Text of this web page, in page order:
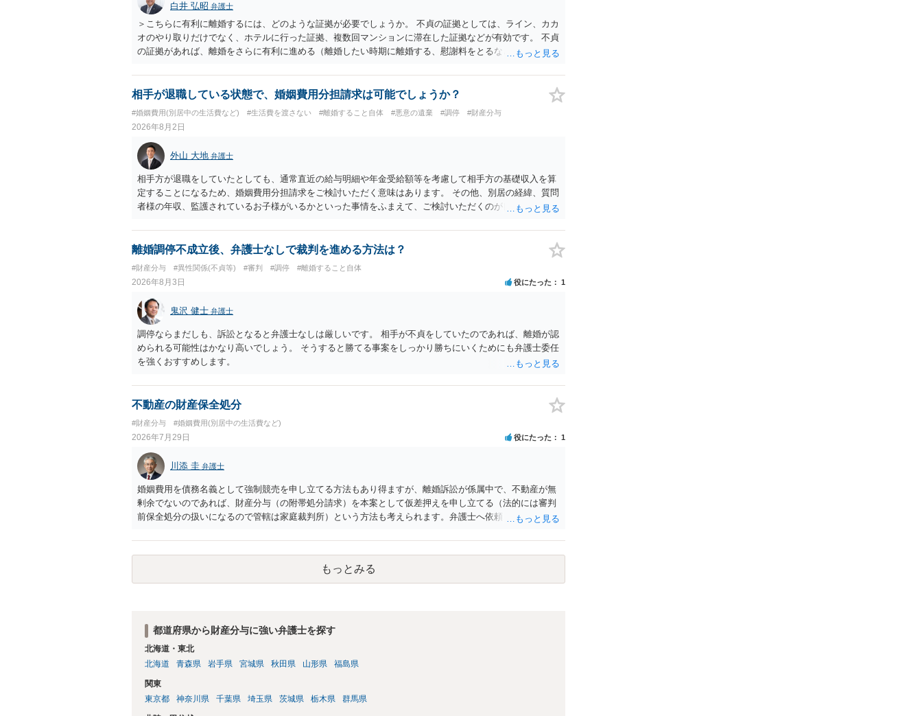
白井 弘昭 弁護士
＞こちらに有利に離婚するには、どのような証拠が必要でしょうか。 不貞の証拠としては、ライン、カカ
オのやり取りだけでなく、ホテルに行った証拠、複数回マンションに滞在した証拠などが有効です。 不貞
の証拠があれば、離婚をさらに有利に進める（離婚したい時期に離婚する、慰謝料をとるなど）ことがで
がありますので、ご注意ください。 以上、ご参考まで。
相手が退職している状態で、婚姻費用分担請求は可能でしょうか？
#婚姻費用(別居中の生活費など) #生活費を渡さない #離婚すること自体 #悪意の遺棄 #調停 #財産分与
2026年8月2日
外山 大地 弁護士
相手方が退職をしていたとしても、通常直近の給与明細や年金受給額等を考慮して相手方の基礎収入を算
定することになるため、婚姻費用分担請求をご検討いただく意味はあります。 その他、別居の経緯、質問
者様の年収、監護されているお子様がいるかといった事情をふまえて、ご検討いただくのが良いかと思い
離婚調停不成立後、弁護士なしで裁判を進める方法は？
#財産分与 #異性関係(不貞等) #審判 #調停 #離婚すること自体
2026年8月3日 役にたった 1
鬼沢 健士 弁護士
調停ならまだしも、訴訟となると弁護士なしは厳しいです。 相手が不貞をしていたのであれば、離婚が認
められる可能性はかなり高いでしょう。 そうすると勝てる事案をしっかり勝ちにいくためにも弁護士委任
を強くおすすめします。
不動産の財産保全処分
#財産分与 #婚姻費用(別居中の生活費など)
2026年7月29日 役にたった 1
川添 圭 弁護士
婚姻費用を債務名義として強制競売を申し立てる方法もあり得ますが、離婚訴訟が係属中で、不動産が無
剰余でないのであれば、財産分与（の附帯処分請求）を本案として仮差押えを申し立てる（法的には審判
前保全処分の扱いになるので管轄は家庭裁判所）という方法も考えられます。弁護士へ依頼しているので
もっとみる
都道府県から財産分与に強い弁護士を探す
北海道・東北
北海道
青森県 岩手県 宮城県 秋田県 山形県 福島県
関東
東京都
神奈川県 千葉県 埼玉県 茨城県 栃木県 群馬県